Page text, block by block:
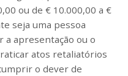
ou de € 10.000,00 a €
seja uma pessoa
a apresentação ou o
atos retaliatórios
o dever de